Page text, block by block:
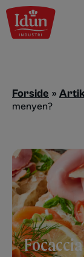
Skip
to
content
Forside »
menyen?